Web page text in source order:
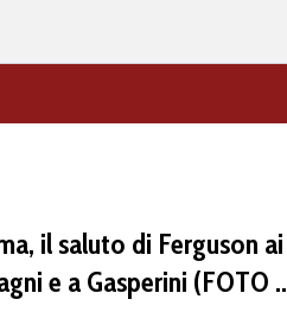
il saluto di Ferguson ai
e a Gasperini (FOTO e